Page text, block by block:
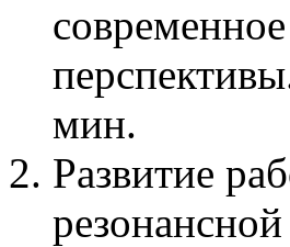
мин.
Развитие